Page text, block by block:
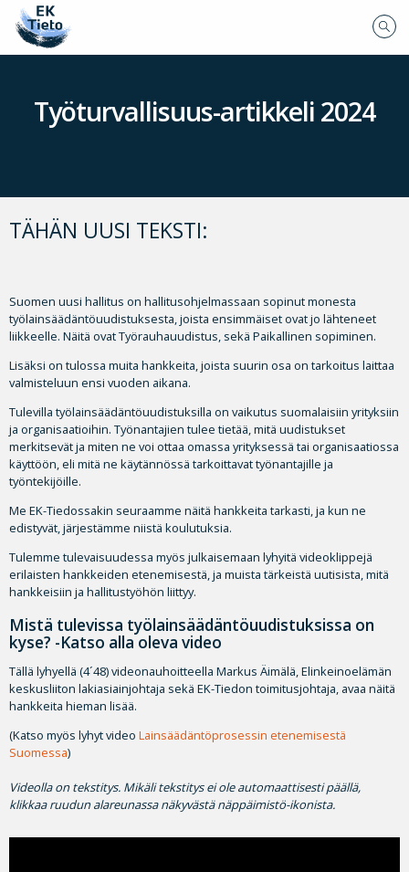
Työturvallisuus-artikkeli 2024
TÄHÄN UUSI TEKSTI:
Suomen uusi hallitus on hallitusohjelmassaan sopinut monesta
työlainsäädäntöuudistuksesta, joista ensimmäiset ovat jo lähteneet
liikkeelle. Näitä ovat Työrauhauudistus, sekä Paikallinen sopiminen.
Lisäksi on tulossa muita hankkeita, joista suurin osa on tarkoitus laittaa
valmisteluun ensi vuoden aikana.
Tulevilla työlainsäädäntöuudistuksilla on vaikutus suomalaisiin yrityksiin
ja organisaatioihin. Työnantajien tulee tietää, mitä uudistukset
merkitsevät ja miten ne voi ottaa omassa yrityksessä tai organisaatiossa
käyttöön, eli mitä ne käytännössä tarkoittavat työnantajille ja
työntekijöille.
Me EK-Tiedossakin seuraamme näitä hankkeita tarkasti, ja kun ne
edistyvät, järjestämme niistä koulutuksia.
Tulemme tulevaisuudessa myös julkaisemaan lyhyitä videoklippejä
erilaisten hankkeiden etenemisestä, ja muista tärkeistä uutisista, mitä
hankkeisiin ja hallitustyöhön liittyy.
Mistä tulevissa työlainsäädäntöuudistuksissa on
kyse? -Katso alla oleva video
Tällä lyhyellä (4´48) videonauhoitteella Markus Äimälä, Elinkeinoelämän
keskusliiton lakiasiainjohtaja sekä EK-Tiedon toimitusjohtaja, avaa näitä
hankkeita hieman lisää.
(Katso myös lyhyt video Lainsäädäntöprosessin etenemisestä
Suomessa)
Videolla on tekstitys. Mikäli tekstitys ei ole automaattisesti päällä,
klikkaa ruudun alareunassa näkyvästä näppäimistö-ikonista.